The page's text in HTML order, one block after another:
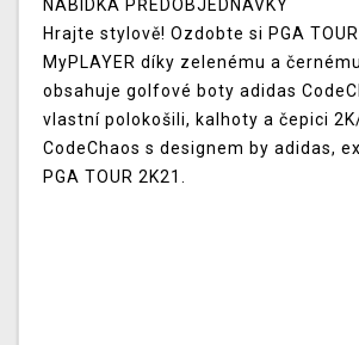
NABÍDKA PŘEDOBJEDNÁVKY
Hrajte stylově! Ozdobte si PGA TOUR
MyPLAYER díky zelenému a
obsahuje golfové boty adidas
vlastní polokošili, kalhoty a čepici
CodeChaos s designem by adidas,
PGA TOUR 2K21.